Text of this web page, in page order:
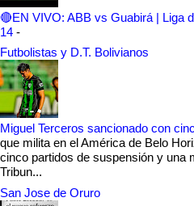
🔴EN VIVO: ABB vs Guabirá | Liga
14 -
Futbolistas y D.T. Bolivianos
Miguel Terceros sancionado con
que milita en el América de Belo
cinco partidos de suspensión y una
Tribun...
San Jose de Oruro